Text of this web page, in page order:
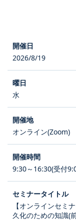
2026/8/19
水
オンライン(Zoom)
9:30～16:30(受付
【オンラインセミ
久化のための知識(